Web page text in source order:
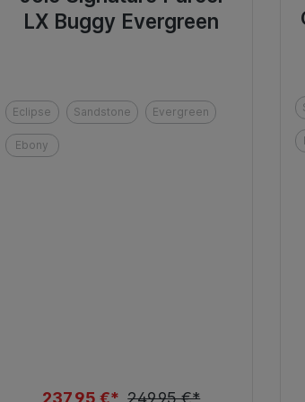
LX Buggy Evergreen
Eclipse Sandstone Evergreen
Ebony